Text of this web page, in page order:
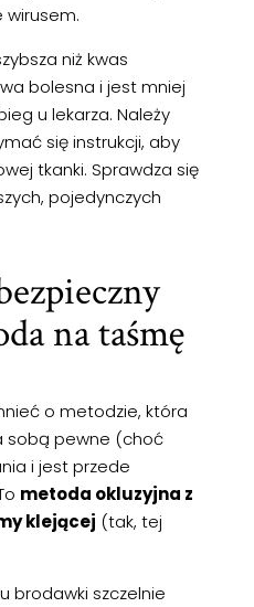
wirusem.
niż kwas
bolesna i jest mniej
u lekarza. Należy
się instrukcji, aby
tkanki. Sprawdza się
pojedynczych
na taśmę
o metodzie, która
sobą pewne (choć
i jest przede
metoda okluzyjna z
klejącej (tak, tej
brodawki szczelnie